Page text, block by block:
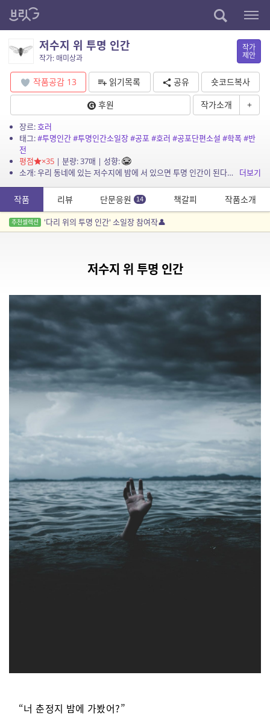
저수지 위 투명 인간
작가: 매미상과
작가
제안
작품공감 13 읽기목록 공유
숏코드복사
후원
작가소개 +
장르:호러
태그:#투명인간#투명인간소일장#공포#호러 #공포단편소설 #학폭#반
전
평점
×35| 분량: 37매 | 성향:
소개: 우리 동네에 있는 저수지에 밤에 서 있으면 투명 인간이 된다는 소문이 돌았다. 부모님이 살인 전과자인 나는 늘 왕따를 당했고 나는 한 번만이라도 투명 인간이 되어보고 싶었다.
더보기
작품 리뷰 단문응원 14 책갈피 작품소개
추천셀렉션 '다리 위의 투명 인간' 소일장 참여작👤
저수지 위 투명 인간
“너 춘정지 밤에 가봤어?”